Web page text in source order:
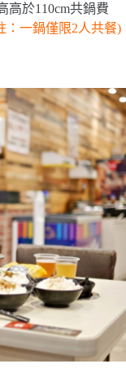
高於110cm共鍋費
：一鍋僅限2人共餐)